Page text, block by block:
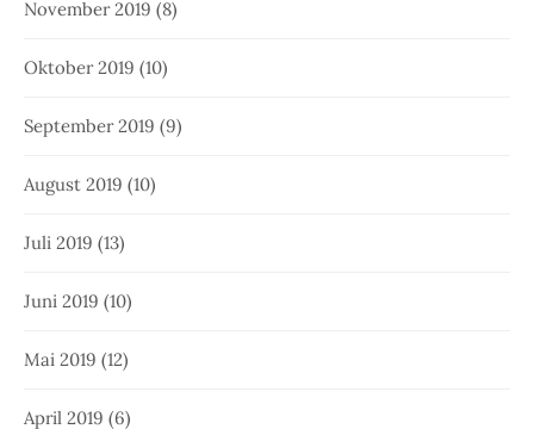
November 2019 (8)
Oktober 2019 (10)
September 2019 (9)
August 2019 (10)
Juli 2019 (13)
Juni 2019 (10)
Mai 2019 (12)
April 2019 (6)